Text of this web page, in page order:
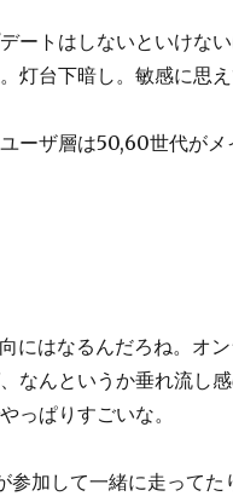
ートはしないといけな
台下暗し。敏感に思
ーザ層は50,60世代が
はなるんだろね。オ
なんというか垂れ流し
っぱりすごいな。
加して一緒に走って